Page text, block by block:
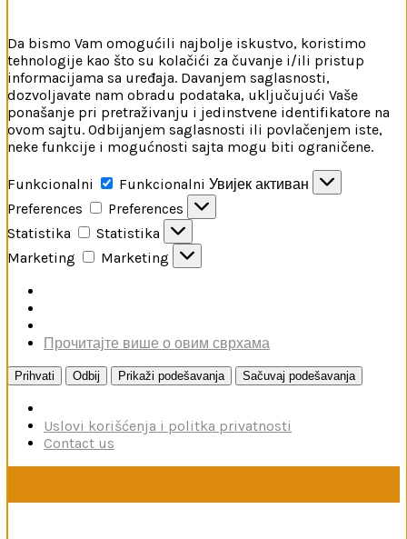
Da bismo Vam omogućili najbolje iskustvo, koristimo
tehnologije kao što su kolačići za čuvanje i/ili pristup
informacijama sa uređaja. Davanjem saglasnosti,
dozvoljavate nam obradu podataka, uključujući Vaše
ponašanje pri pretraživanju i jedinstvene identifikatore na
ovom sajtu. Odbijanjem saglasnosti ili povlačenjem iste,
neke funkcije i mogućnosti sajta mogu biti ograničene.
Funkcionalni Funkcionalni Увијек активан
Preferences
Preferences
Statistika
Statistika
Marketing
Marketing
Прочитајте више о овим сврхама
Prihvati Odbij Prikaži podešavanja Sačuvaj podešavanja
Uslovi korišćenja i politka privatnosti
Contact us